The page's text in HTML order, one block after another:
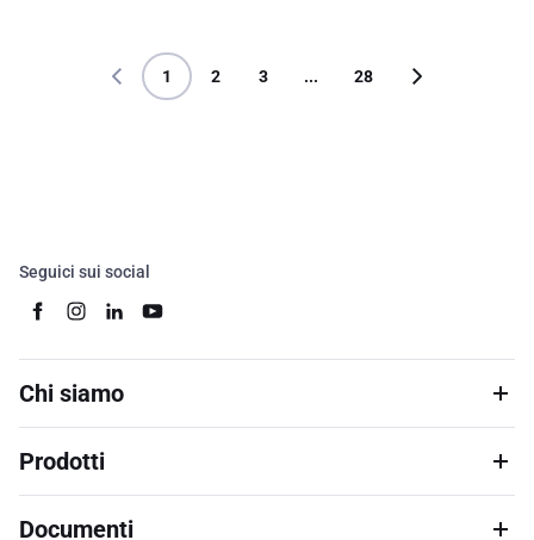
1 2 3 ... 28
Seguici sui social
Chi siamo
Prodotti
Documenti